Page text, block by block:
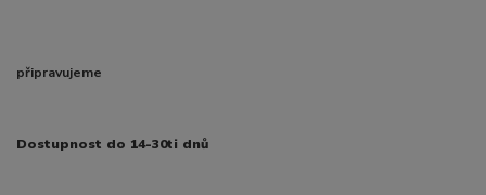
připravujeme
Dostupnost do 14-30ti dnů